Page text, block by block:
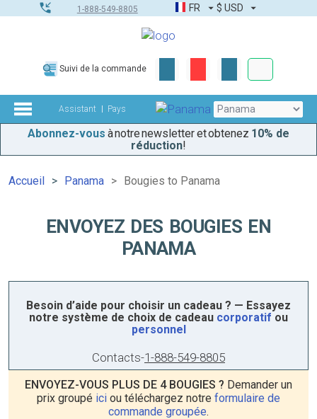
1-888-549-8805 FR $ USD
Suivi de la commande
Assistant Pays
Abonnez-vous à notre newsletter et obtenez 10% de
réduction!
Accueil Panama Bougies to Panama
ENVOYEZ DES BOUGIES EN
PANAMA
Besoin d’aide pour choisir un cadeau ? — Essayez
notre système de choix de cadeau corporatif ou
personnel
Contacts-1-888-549-8805
ENVOYEZ-VOUS PLUS DE 4 BOUGIES ? Demander un
prix groupé ici ou téléchargez notre formulaire de
commande groupée.